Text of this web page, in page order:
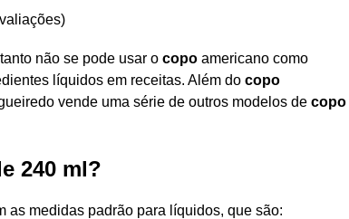
)
não se pode usar o copo americano como
líquidos em receitas. Além do copo
vende uma série de outros modelos de copo
240 ml?
as medidas padrão para líquidos, que são: